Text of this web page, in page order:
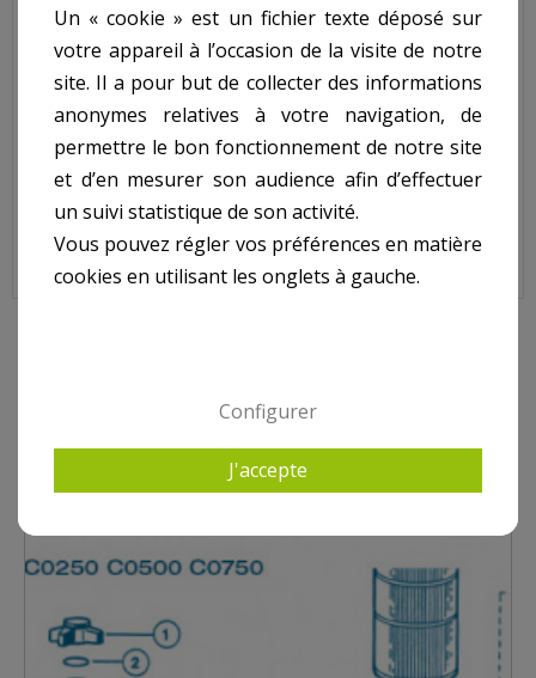
Hayward - Pour Filtre Gamme Star Clear I - N° 6 - Tige de serrage
C0500
Sur image , N° 6
Un « cookie » est un fichier texte déposé sur
votre appareil à l’occasion de la visite de notre
site. Il a pour but de collecter des informations
anonymes relatives à votre navigation, de
permettre le bon fonctionnement de notre site
et d’en mesurer son audience afin d’effectuer
un suivi statistique de son activité.
Vous pouvez régler vos préférences en matière
cookies en utilisant les onglets à gauche.
Configurer
J'accepte